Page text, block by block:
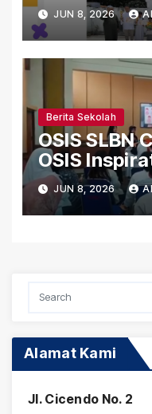
Gerakan
Kwaran
JUN 8, 2026
Berita Sekolah
OSIS SLBN
OSIS
JUN 8, 2026
Alamat Kami
Jl. Cicendo No. 2